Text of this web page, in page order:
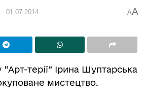
01.07.2014 AA
терії” Ірина Шуптарська
мистецтво.